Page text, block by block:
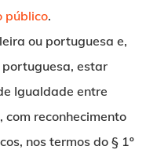
público.
ou portuguesa e,
estar
Igualdade entre
com reconhecimento
nos termos do § 1º